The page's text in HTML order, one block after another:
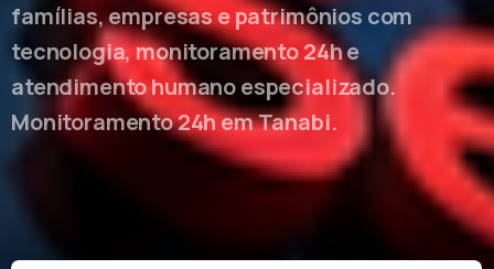
famílias, empresas e patrimônios com
tecnologia, monitoramento 24h e
atendimento humano especializado.
Monitoramento 24h em Tanabi.